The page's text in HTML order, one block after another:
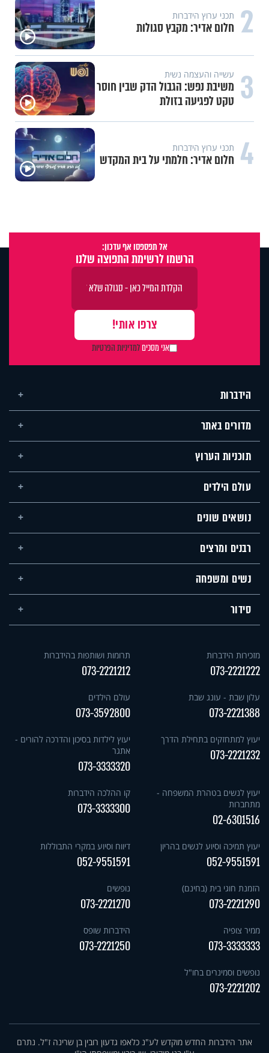
2 תכני ערוץ הידברות
חלום אדיר: מקבץ סגולות
3 עשייה והעצמה נשית
משיבת נפש: הגבול הדק שבין חוסר
טקט לפגיעה בזולת
4 תכני ערוץ הידברות
חלום אדיר: חלמתי על בית המקדש
אל תפספסו אף עדכון:
הרשמו לרשימת התפוצה שלנו
אני מסכיםלמדיניות הפרטיות
הידברות
מדורים באתר
תוכניות הערוץ
עולם הילדים
נושאים שונים
רבנים ומרצים
נשים ומשפחה
סידור
מזכירות הידברות
073-2221222
תרומות ושותפות בהידברות
073-2221212
עלון שבת - עונג שבת
073-2221388
עולם הילדים
073-3592800
יעוץ למתחזקים בתחילת הדרך
073-2221232
יעוץ לילדות בסיכון והדרכה להורים -
אתגר
073-3333320
יעוץ לנשים בטהרת המשפחה -
מתחברות
02-6301516
קו ההלכה הידברות
073-3333300
יעוץ תמיכה וסיוע לנשים בהריון
052-9551591
דיווח וסיוע במקרי התבוללות
052-9551591
הזמנת חוגי בית (בחינם)
073-2221290
נופשים
073-2221270
ממיר צופיה
073-3333333
הידברות שופס
073-2221250
נופשים וסמינרים בחו"ל
073-2221202
אתר הידברות החדש מוקדש לע"נ כלאפו גדעון רובין בן שרינה ז"ל. נתרם